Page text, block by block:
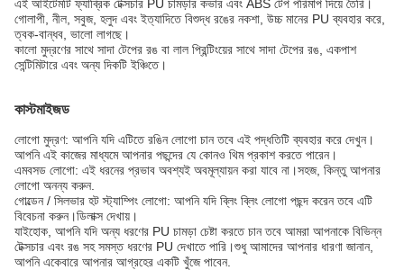
এই আইটেমটি ফ্যাব্রিক টেক্সচার PU চামড়ার কভার এবং ABS টেপ পরিমাপ দিয়ে তৈরি।
গোলাপী, নীল, সবুজ, হলুদ এবং ইত্যাদিতে বিশুদ্ধ রঙের নকশা, উচ্চ মানের PU ব্যবহার করে,
ত্বক-বান্ধব, ভালো লাগছে।
কালো মুদ্রণের সাথে সাদা টেপের রঙ বা লাল প্রিন্টিংয়ের সাথে সাদা টেপের রঙ, একপাশ
সেন্টিমিটারে এবং অন্য দিকটি ইঞ্চিতে।
কাস্টমাইজড
লোগো মুদ্রণ: আপনি যদি এটিতে রঙিন লোগো চান তবে এই পদ্ধতিটি ব্যবহার করে দেখুন।
আপনি এই কাজের মাধ্যমে আপনার পছন্দের যে কোনও থিম প্রকাশ করতে পারেন।
এমবসড লোগো: এই ধরনের প্রভাব অবশ্যই অবমূল্যায়ন করা যাবে না।সহজ, কিন্তু আপনার
লোগো অনন্য করুন.
গোল্ডেন / সিলভার হট স্ট্যাম্পিং লোগো: আপনি যদি ব্লিং ব্লিং লোগো পছন্দ করেন তবে এটি
বিবেচনা করুন।ডিলাক্স দেখায়।
যাইহোক, আপনি যদি অন্য ধরণের PU চামড়া চেষ্টা করতে চান তবে আমরা আপনাকে বিভিন্ন
টেক্সচার এবং রঙ সহ সমস্ত ধরণের PU দেখাতে পারি।শুধু আমাদের আপনার ধারণা জানান,
আপনি একেবারে আপনার আগ্রহের একটি খুঁজে পাবেন.